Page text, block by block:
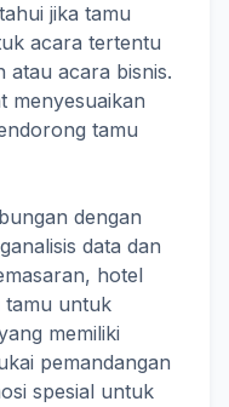
jika tamu
acara tertentu
atau acara bisnis.
menyesuaikan
tamu
dengan
data dan
hotel
tamu untuk
memiliki
pemandangan
spesial untuk